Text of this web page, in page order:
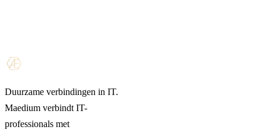
Duurzame verbindingen in IT.
Maedium verbindt IT-
professionals met